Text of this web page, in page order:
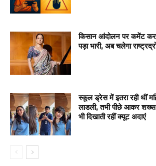
किसान आंदोलन पर कमेंट
पड़ा भारी, अब चलेगा
स्कूल ड्रेस में इतरा रही थीं
लाडली, तभी पीछे आकर
भी दिखाती रहीं क्यूट अदाएं